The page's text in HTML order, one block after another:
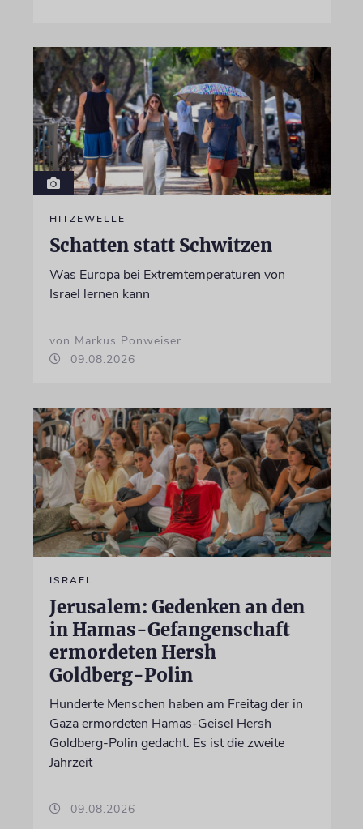
HITZEWELLE
Schatten statt Schwitzen
Was Europa bei Extremtemperaturen von
Israel lernen kann
von Markus Ponweiser
09.08.2026
ISRAEL
Jerusalem: Gedenken an den
in Hamas-Gefangenschaft
ermordeten Hersh
Goldberg-Polin
Hunderte Menschen haben am Freitag der in
Gaza ermordeten Hamas-Geisel Hersh
Goldberg-Polin gedacht. Es ist die zweite
Jahrzeit
09.08.2026